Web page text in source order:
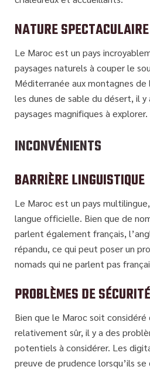
NATURE SPECTACULAIRE
Le Maroc est un pays
paysages naturels à couper le
Méditerranée aux montagnes de
les dunes de sable du désert, il
paysages magnifiques à explorer.
INCONVÉNIENTS
BARRIÈRE LINGUISTIQUE
Le Maroc est un pays
langue officielle. Bien que de
parlent également français,
répandu, ce qui peut poser un
nomads qui ne parlent pas
PROBLÈMES DE SÉCURITÉ
Bien que le Maroc soit considéré
relativement sûr, il y a des
potentiels à considérer. Les
preuve de prudence lorsqu’ils